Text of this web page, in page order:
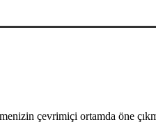
çevrimiçi ortamda öne